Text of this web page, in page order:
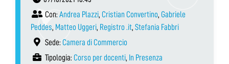
Con: Andrea Plazzi, Cristian Convertino, Gabriele
Peddes, Matteo Uggeri, Registro .it, Stefania Fabbri
Sede: Camera di Commercio
Tipologia: Corso per docenti, In Presenza